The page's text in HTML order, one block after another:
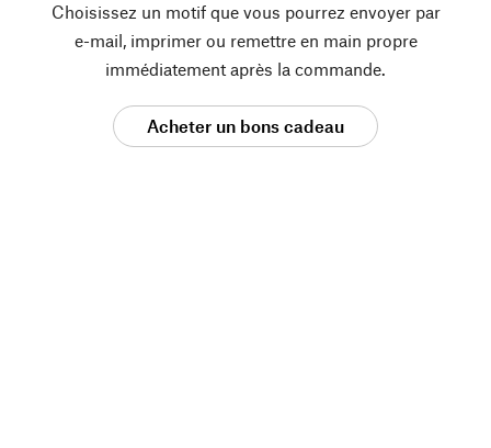
Choisissez un motif que vous pourrez envoyer par
e-mail, imprimer ou remettre en main propre
immédiatement après la commande.
Acheter un bons cadeau